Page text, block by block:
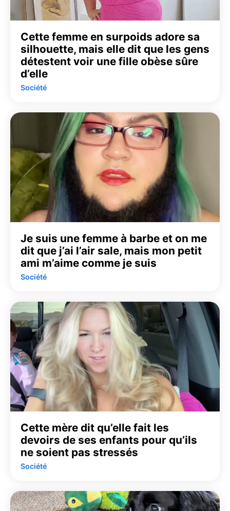
Cette femme en surpoids adore sa
silhouette, mais elle dit que les gens
détestent voir une fille obèse sûre
d’elle
Société
Je suis une femme à barbe et on me
dit que j’ai l’air sale, mais mon petit
ami m’aime comme je suis
Société
Cette mère dit qu’elle fait les
devoirs de ses enfants pour qu’ils
ne soient pas stressés
Société